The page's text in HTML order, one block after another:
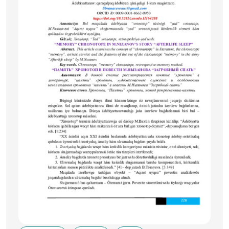
группу «сосоль» (4:=) и считающийся образцом
корейской средневековой прозы. В работе
представлены основные особенности характерные для
жанра повести, на примере повести «Повесть о Хон
Гил Доне» изучена сюжетная линия и
композиционная структура средневековой корейской
повести. Даны рекомендации этапам развития
корейской литературы, тенденциям исторической
периодизации. На примере повести «Повесть о Хон
Гиль Доне» выявлении фольклорные и эпические
мотивы, имеющие место средневековой корейской
повести.
Практическая значимость: результаты исследования
могут быть использованы в качестве дополнительного
источника при обучении студентов по направлению
образования «Филология и обучение языкам
(корейский язык и литература)» и специальностям
литература) «Литература основного изучаемого